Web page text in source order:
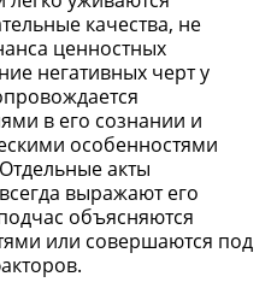
качества, не
ценностных
негативных черт у
в его сознании и
особенностями
акты
выражают его
объясняются
или совершаются под